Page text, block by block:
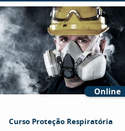
Online
Curso Proteção Respiratória